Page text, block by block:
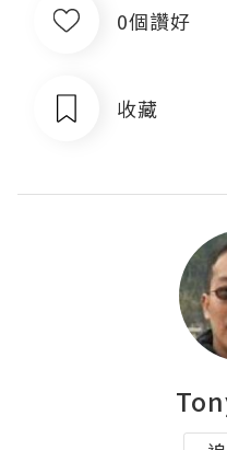
0個讚好
收藏